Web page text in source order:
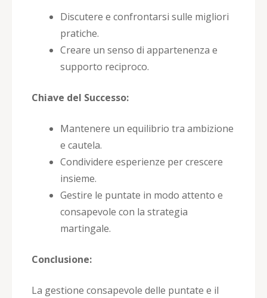
Discutere e confrontarsi sulle migliori
pratiche.
Creare un senso di appartenenza e
supporto reciproco.
Chiave del Successo:
Mantenere un equilibrio tra ambizione
e cautela.
Condividere esperienze per crescere
insieme.
Gestire le puntate in modo attento e
consapevole con la strategia
martingale.
Conclusione:
La gestione consapevole delle puntate e il